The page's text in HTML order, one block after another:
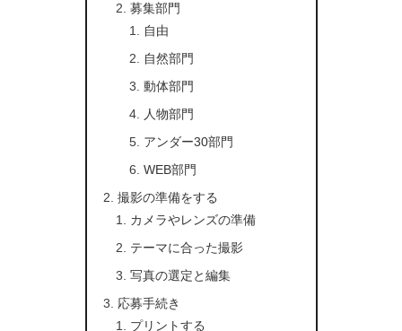
募集部門
自由
自然部門
動体部門
人物部門
アンダー30部門
WEB部門
撮影の準備をする
カメラやレンズの準備
テーマに合った撮影
写真の選定と編集
応募手続き
プリントする